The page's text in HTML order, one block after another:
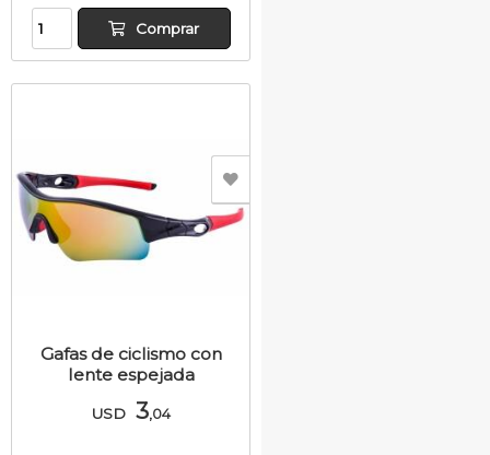
Comprar
Gafas de ciclismo con
lente espejada
USD 3,04